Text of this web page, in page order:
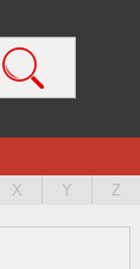
X Y Z